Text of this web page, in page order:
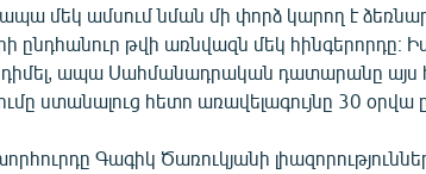
մեկ ամսում նման մի փորձ կարող է
թվի առնվազն մեկ հինգերորդը։
դիմել, ապա Սահմանադրական դատարանը այս
ստանալուց հետո առավելագույնը 30 օրվա
Գագիկ Ծառուկյանի